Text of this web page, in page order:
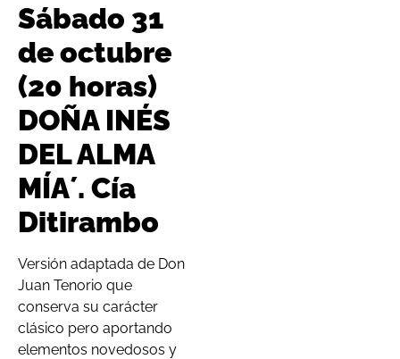
Sábado 31
de octubre
(20 horas)
DOÑA INÉS
DEL ALMA
MÍA´. Cía
Ditirambo
Versión adaptada de Don
Juan Tenorio que
conserva su carácter
clásico pero aportando
elementos novedosos y